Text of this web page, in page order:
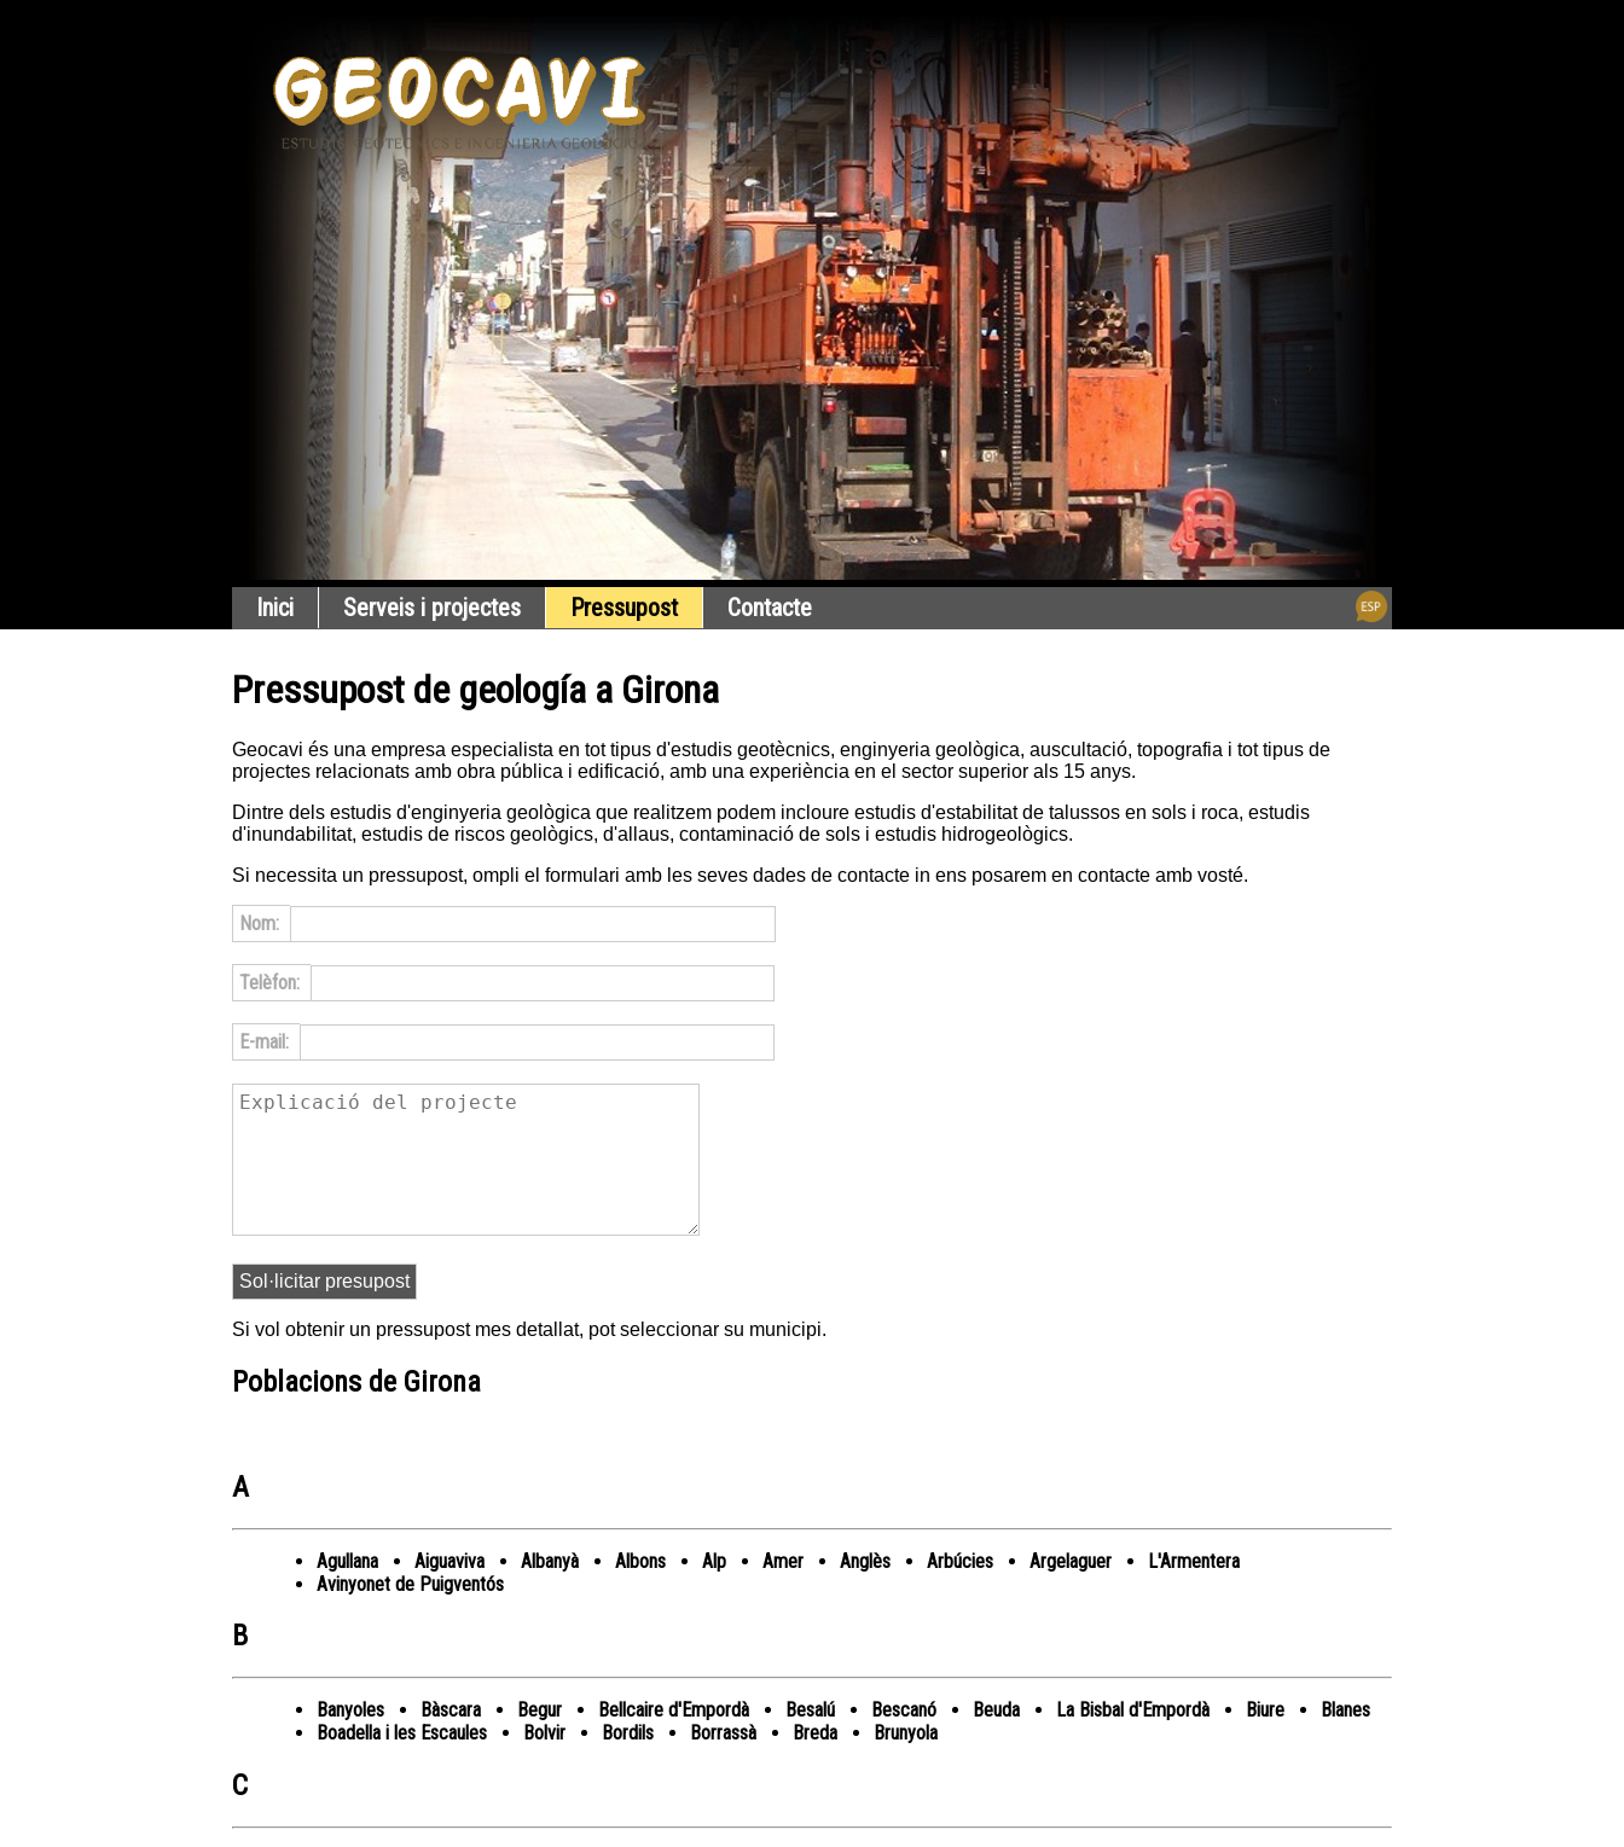
Inici Serveis i projectes Pressupost Contacte
Pressupost de geología a Girona
Geocavi és una empresa especialista en tot tipus d'estudis geotècnics, enginyeria geològica, auscultació, topografia i tot tipus de
projectes relacionats amb obra pública i edificació, amb una experiència en el sector superior als 15 anys.
Dintre dels estudis d'enginyeria geològica que realitzem podem incloure estudis d'estabilitat de talussos en sols i roca, estudis
d'inundabilitat, estudis de riscos geològics, d'allaus, contaminació de sols i estudis hidrogeològics.
Si necessita un pressupost, ompli el formulari amb les seves dades de contacte in ens posarem en contacte amb vosté.
Nom:
Telèfon:
E-mail:
Si vol obtenir un pressupost mes detallat, pot seleccionar su municipi.
Poblacions de Girona
A
Agullana Aiguaviva Albanyà Albons Alp Amer Anglès Arbúcies Argelaguer
L'Armentera
Avinyonet de Puigventós
B
Banyoles Bàscara Begur Bellcaire d'Empordà Besalú Bescanó Beuda La Bisbal d'Empordà Biure
Blanes
Boadella i les Escaules
Bolvir Bordils Borrassà Breda Brunyola
C